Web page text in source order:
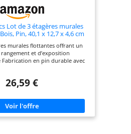
Lot de 3 étagères murales
Pin, 40,1 x 12,7 x 4,6 cm
murales flottantes offrant un
rangement et d’exposition
en pin durable avec
de 9 kg Matériel de montage
: 40,1 x 12,7 x 4,6 cm (L x l
murale certifiée FSC (FSC
avec des matériaux
gérées durablement, de
26,59 €